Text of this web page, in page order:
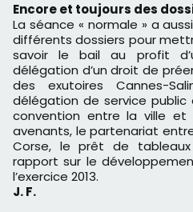
Encore et toujours des
La séance « normale » a
différents dossiers pour
savoir le bail au profit
délégation d’un droit de
des exutoires Cannes-
délégation de service public
convention entre la ville et
avenants, le partenariat
Corse, le prêt de
rapport sur le
l’exercice 2013.
J. F.